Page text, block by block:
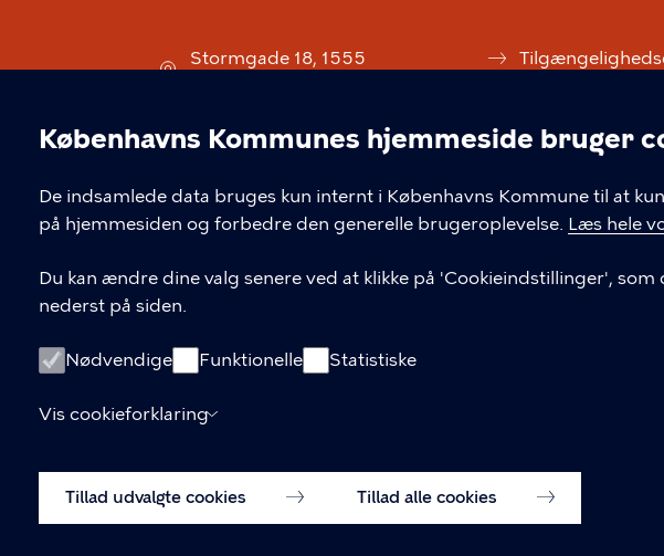
Københavns Kommunes hjemmeside bruger
De indsamlede data bruges kun internt i Københavns Kommune til at
på hjemmesiden og forbedre den generelle brugeroplevelse. Læs hele
Du kan ændre dine valg senere ved at klikke på 'Cookieindstillinger',
nederst på siden.
Nødvendige Funktionelle Statistiske
Vis cookieforklaring
Tillad udvalgte cookies Tillad alle cookies
Stormgade 18, 1555
museum@kff.kk.dk
CVR nr.: 64 94 22 12 - EAN: